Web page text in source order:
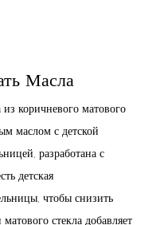
Масла
коричневого матового
маслом с детской
разработана с
детская
чтобы снизить
стекла добавляет